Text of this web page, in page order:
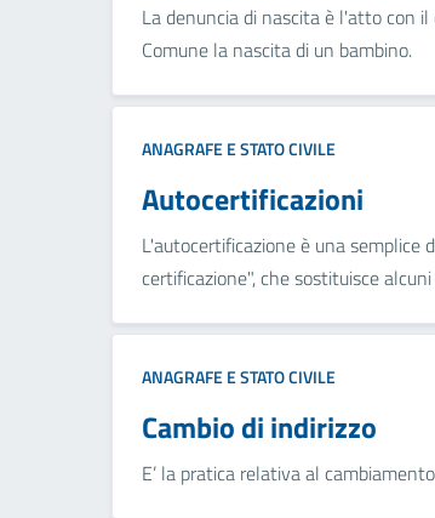
La denuncia di nascita è l'atto con
Comune la nascita di un bambino.
ANAGRAFE E STATO CIVILE
Autocertificazioni
L'autocertificazione è una semplice
certificazione", che sostituisce alcuni
ANAGRAFE E STATO CIVILE
Cambio di indirizzo
E’ la pratica relativa al